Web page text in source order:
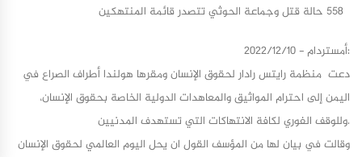
أمستردام - 2022/12/10:
دعت منظمة رايتس رادار لحقوق الإنسان ومقرها هولندا أطراف الصراع في
اليمن إلى احترام المواثيق والمعاهدات الدولية الخاصة بحقوق الإنسان،
وللوقف الفوري لكافة الانتهاكات التي تستهدف المدنيين.
وقالت في بيان لها من المؤسف القول ان يحل اليوم العالمي لحقوق الإنسان